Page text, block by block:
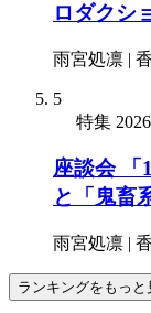
ロダクシ
雨宮処凛 |
5
特集
座談会 「
と「鬼畜
雨宮処凛 |
ランキングをもっと